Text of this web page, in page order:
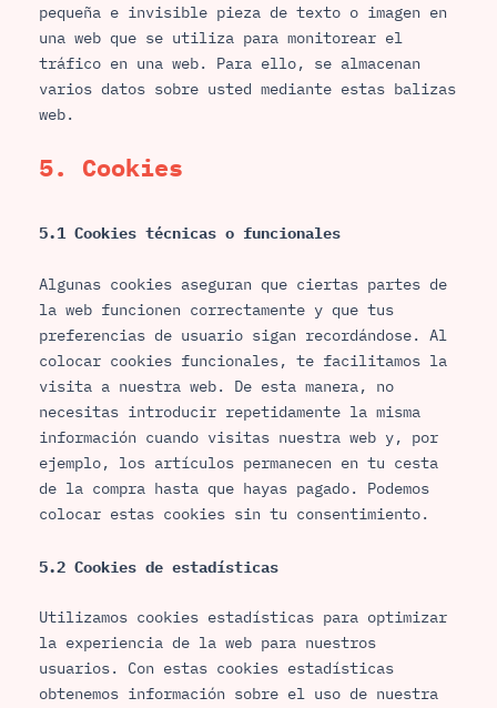
pequeña e invisible pieza de texto o imagen en
una web que se utiliza para monitorear el
tráfico en una web. Para ello, se almacenan
varios datos sobre usted mediante estas balizas
web.
5. Cookies
5.1 Cookies técnicas o funcionales
Algunas cookies aseguran que ciertas partes de
la web funcionen correctamente y que tus
preferencias de usuario sigan recordándose. Al
colocar cookies funcionales, te facilitamos la
visita a nuestra web. De esta manera, no
necesitas introducir repetidamente la misma
información cuando visitas nuestra web y, por
ejemplo, los artículos permanecen en tu cesta
de la compra hasta que hayas pagado. Podemos
colocar estas cookies sin tu consentimiento.
5.2 Cookies de estadísticas
Utilizamos cookies estadísticas para optimizar
la experiencia de la web para nuestros
usuarios. Con estas cookies estadísticas
obtenemos información sobre el uso de nuestra